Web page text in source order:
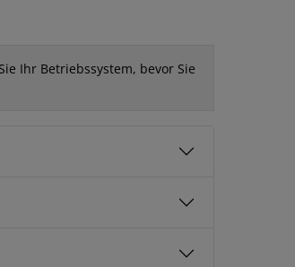
Ihr Betriebssystem, bevor Sie